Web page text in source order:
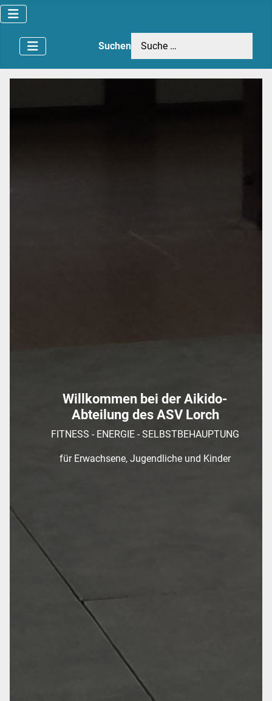
Suchen
Willkommen bei der Aikido-
Abteilung des ASV Lorch
FITNESS - ENERGIE - SELBSTBEHAUPTUNG
für Erwachsene, Jugendliche und Kinder